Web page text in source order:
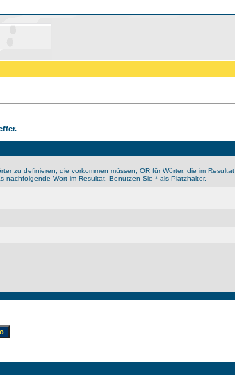
zu definieren, die vorkommen müssen, OR für Wörter, die im Resultat
nachfolgende Wort im Resultat. Benutzen Sie * als Platzhalter.